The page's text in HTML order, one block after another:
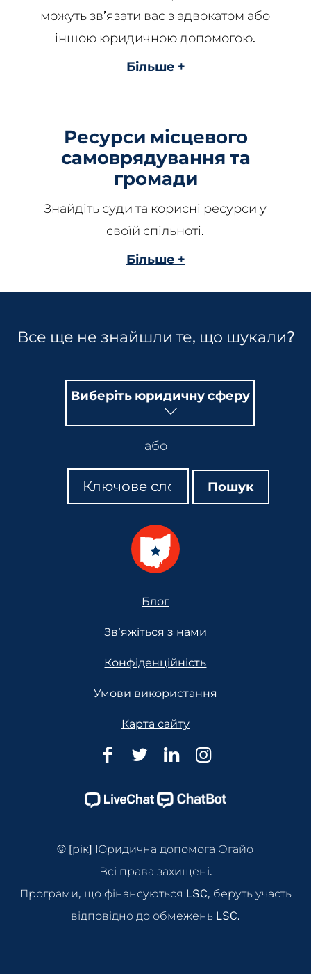
можуть зв’язати вас з адвокатом або
іншою юридичною допомогою.
Більше +
Ресурси місцевого
самоврядування та
громади
Знайдіть суди та корисні ресурси у
своїй спільноті.
Більше +
Все ще не знайшли те, що шукали?
Виберіть юридичну сферу
або
Пошук
Пошук Пошук
Блог
Зв'яжіться з нами
Конфіденційність
Умови використання
Карта сайту
Юридична
Огайо
Page
Юридична
Огайо
Page
Юридична
Огайо
Page
Юридична
Огайо
Page
© [рік] Юридична допомога Огайо
Всі права захищені.
Програми, що фінансуються LSC, беруть участь
відповідно до обмежень LSC.